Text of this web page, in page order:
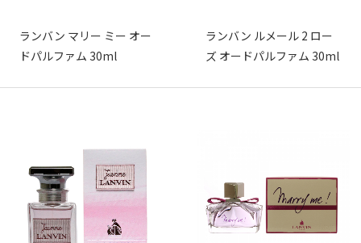
ランバン マリー ミー オー
ドパルファム 30ml
ランバン ルメール 2 ロー
ズ オードパルファム 30ml